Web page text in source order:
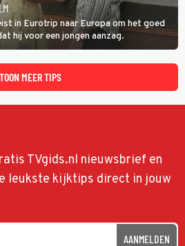
in Eurotrip naar Europa om het goed
hij voor een jongen aanzag.
TOON MEER TIPS
TVgids.nl nieuwsbrief en
leukste kijktips direct in jouw
AANMELDEN